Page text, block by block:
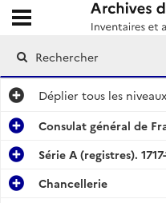
Archives
Ouvrir le menu déroulant
Déplier tous les niveaux
Consulat général de
Série A (registres). 1717-
Chancellerie